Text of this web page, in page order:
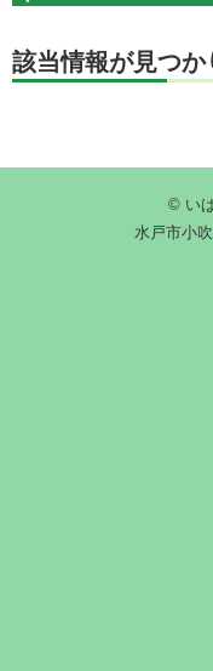
該当情報が見つか
© い
水戸市小